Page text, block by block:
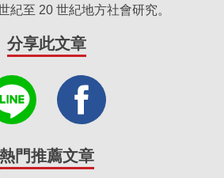
紀至 20 世紀地方社會研究。
分享此文章
熱門推薦文章